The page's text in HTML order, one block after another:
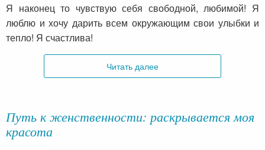
Я наконец то чувствую себя свободной, любимой! Я
люблю и хочу дарить всем окружающим свои улыбки и
тепло! Я счастлива!
Читать далее
Путь к женственности: раскрывается моя
красота